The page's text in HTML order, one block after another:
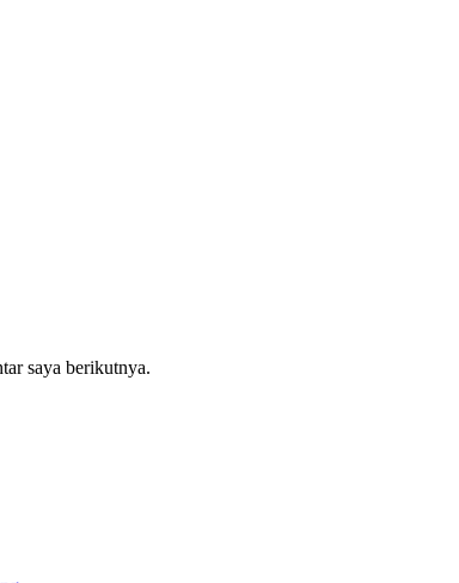
saya berikutnya.